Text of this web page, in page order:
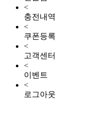
<
충전내역
<
쿠폰등록
<
고객센터
<
이벤트
<
로그아웃